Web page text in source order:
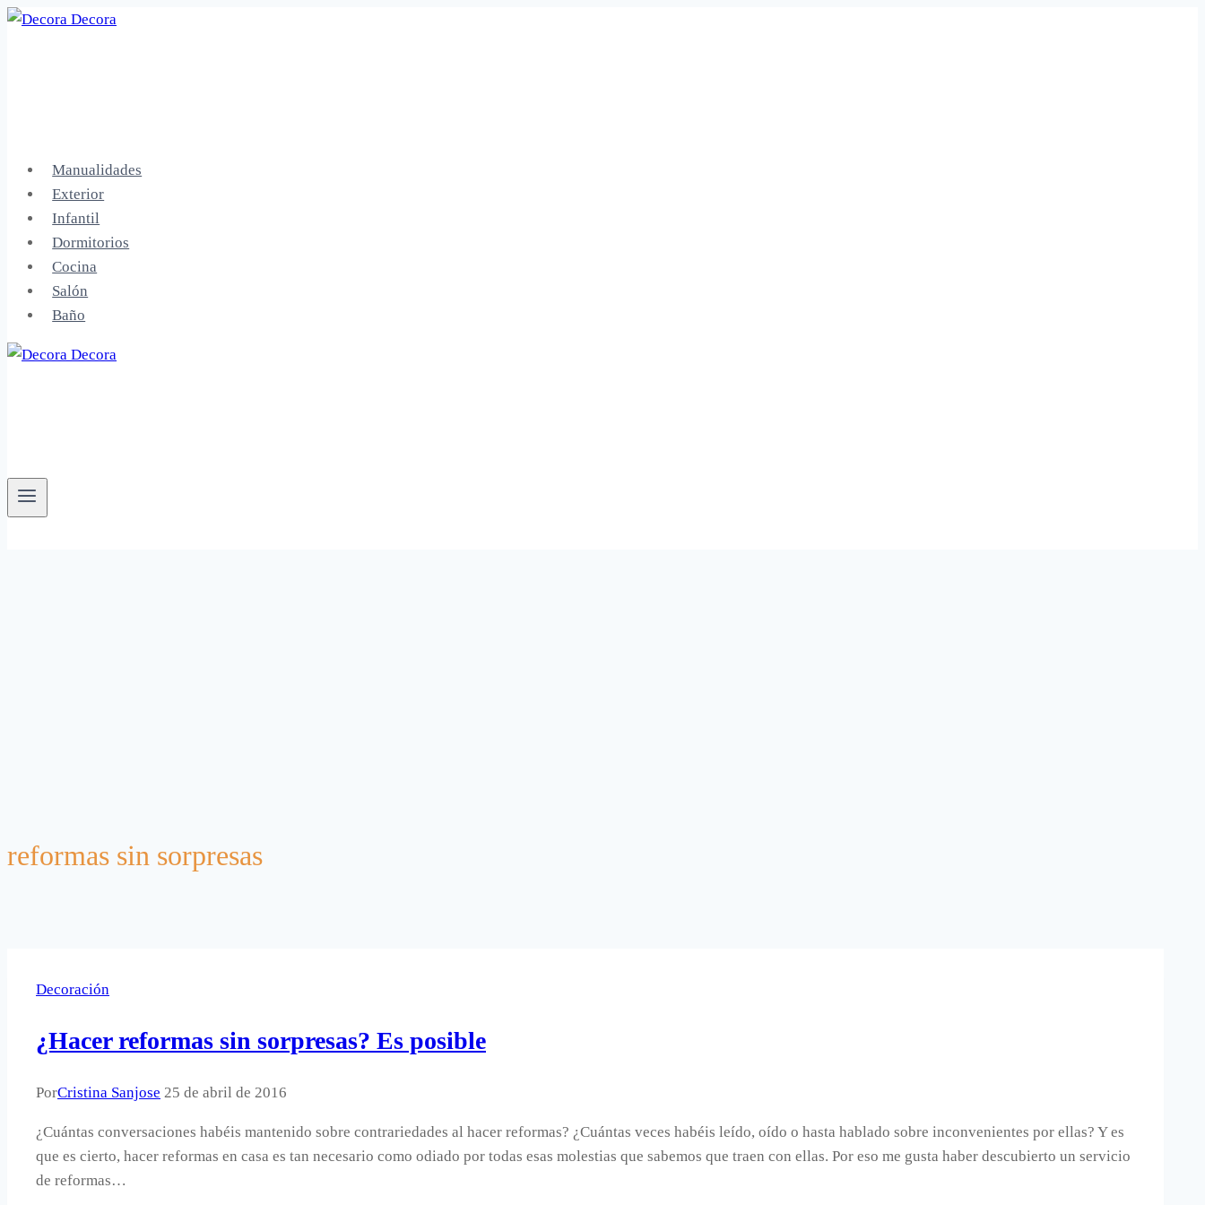
Saltar
Manualidades
Exterior
Infantil
Dormitorios
Cocina
Salón
Baño
reformas sin sorpresas
Decoración
¿Hacer reformas sin sorpresas? Es posible
PorCristina Sanjose 25 de abril de 2016
¿Cuántas conversaciones habéis mantenido sobre contrariedades al hacer reformas? ¿Cuántas veces habéis leído, oído o hasta hablado sobre inconvenientes por ellas? Y es
que es cierto, hacer reformas en casa es tan necesario como odiado por todas esas molestias que sabemos que traen con ellas. Por eso me gusta haber descubierto un servicio
de reformas…